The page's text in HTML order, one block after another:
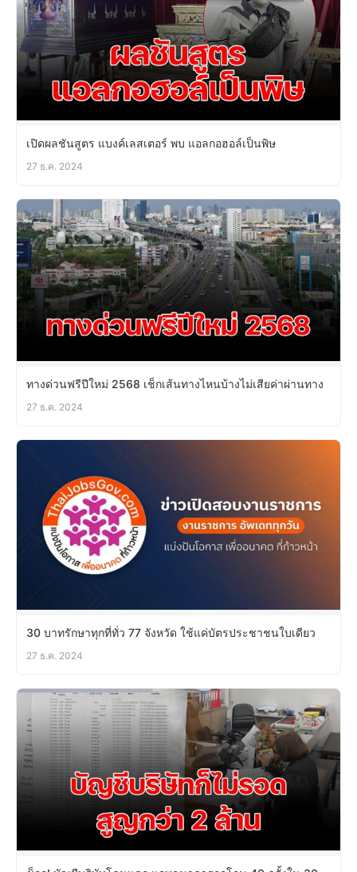
เปิดผลชันสูตร แบงค์เลสเตอร์ พบ แอลกอฮอล์เป็นพิษ
27 ธ.ค. 2024
ทางด่วนฟรีปีใหม่ 2568 เช็กเส้นทางไหนบ้างไม่เสียค่าผ่านทาง
27 ธ.ค. 2024
30 บาทรักษาทุกที่ทั่ว 77 จังหวัด ใช้แค่บัตรประชาชนใบเดียว
27 ธ.ค. 2024